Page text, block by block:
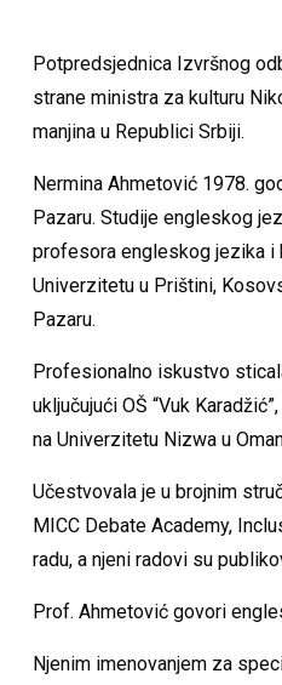
Potpredsjednica Izvršnog
strane ministra za kulturu
manjina u Republici Srbiji.
Nermina Ahmetović 1978.
Pazaru. Studije engleskog
profesora engleskog jezika i
Univerzitetu u Prištini,
Pazaru.
Profesionalno iskustvo
uključujući OŠ “Vuk
na Univerzitetu Nizwa u
Učestvovala je u brojnim
MICC Debate Academy,
radu, a njeni radovi su
Prof. Ahmetović govori
Njenim imenovanjem za